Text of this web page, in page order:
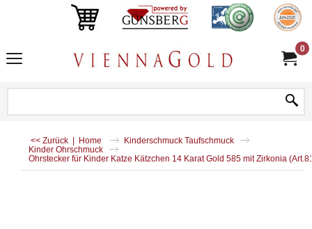
0
<< Zurück | Home
Kinderschmuck Taufschmuck
Kinder Ohrschmuck
Ohrstecker für Kinder Katze Kätzchen 14 Karat Gold 585 mit Zirkonia